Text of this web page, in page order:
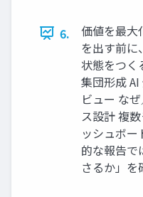
6.
価値を最大
を出す前に
状態をつく
集団形成
ビュー な
ス設計 複
ッシュボ
的な報告で
さるか」を